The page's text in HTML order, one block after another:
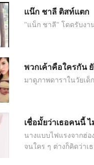
เเน๊ก ชาลี ติสท์แตก
"แน็ก ชาลี" โดดรับงา
พวกเค้าคือใครกัน
มาดูภาพดาราในวัยเด็
เชื่อมั้ยว่าเธอคนนี้
นางแบบไฟแรงจากฮ่อ
จนใคร ๆ ต่างก็คิดว่า